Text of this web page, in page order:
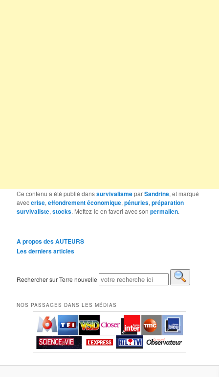
Ce contenu a été publié danssurvivalismeparSandrine, et marqué
aveccrise,effondrement économique,pénuries,préparation
survivaliste,stocks. Mettez-le en favori avec sonpermalien.
A propos des AUTEURS
Les derniers articles
Rechercher sur Terre nouvelle
NOS PASSAGES DANS LES MÉDIAS